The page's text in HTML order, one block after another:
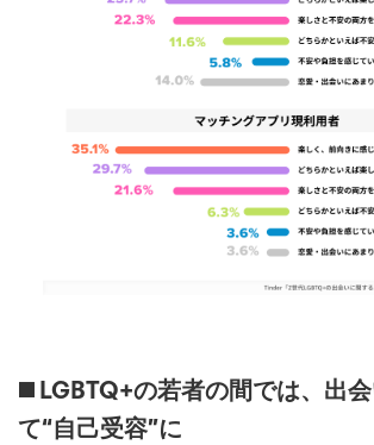
◼️ LGBTQ+の若者の間では、出
て“自己受容”に